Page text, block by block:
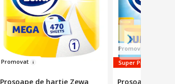
Promovat
Prosoape de hartie Zewa
Promovat
Super Pret
Prosoape de